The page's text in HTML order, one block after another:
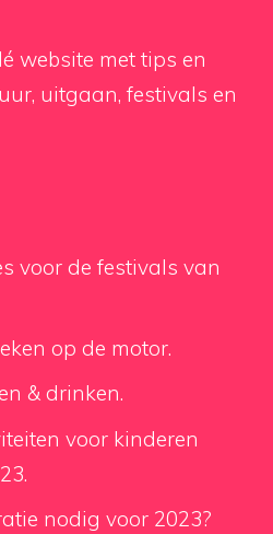
website met tips en
uitgaan, festivals en
voor de festivals van
op de motor.
& drinken.
voor kinderen
nodig voor 2023?